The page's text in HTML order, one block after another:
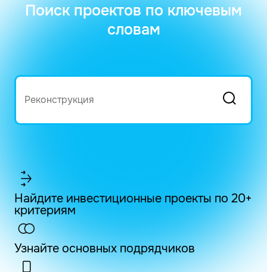
Поиск проектов по ключевым
словам
Найдите инвестиционные проекты по 20+
критериям
Узнайте основных подрядчиков